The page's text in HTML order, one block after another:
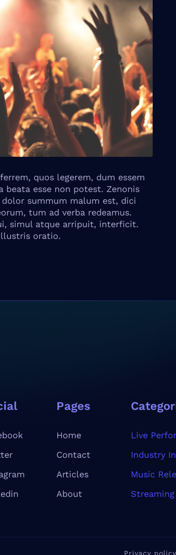
quos legerem, dum essem
esse non potest. Zenonis
summum malum est, dici
tum ad verba redeamus.
simul atque arripuit, interficit.
oratio.
Pages
Home
Contact
Articles
About
Live
Industry
Music
Privacy